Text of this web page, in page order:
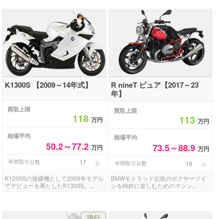
K1300S 【2009～14年式】
買取上限
118万円
相場平均
50.2～77.2万円
年間取引台数 17 台
K1200Sの後継機として2009年モデル
でデビューを果たしたK1300S。...
R nineT ピュア【2017～23
年】
買取上限
113 万円
相場平均
73.5～88.9 万円
年間取引台数 19 台
BMWモトラッド伝統のボクサーツイ
ンを純粋に楽しむためのマシン...